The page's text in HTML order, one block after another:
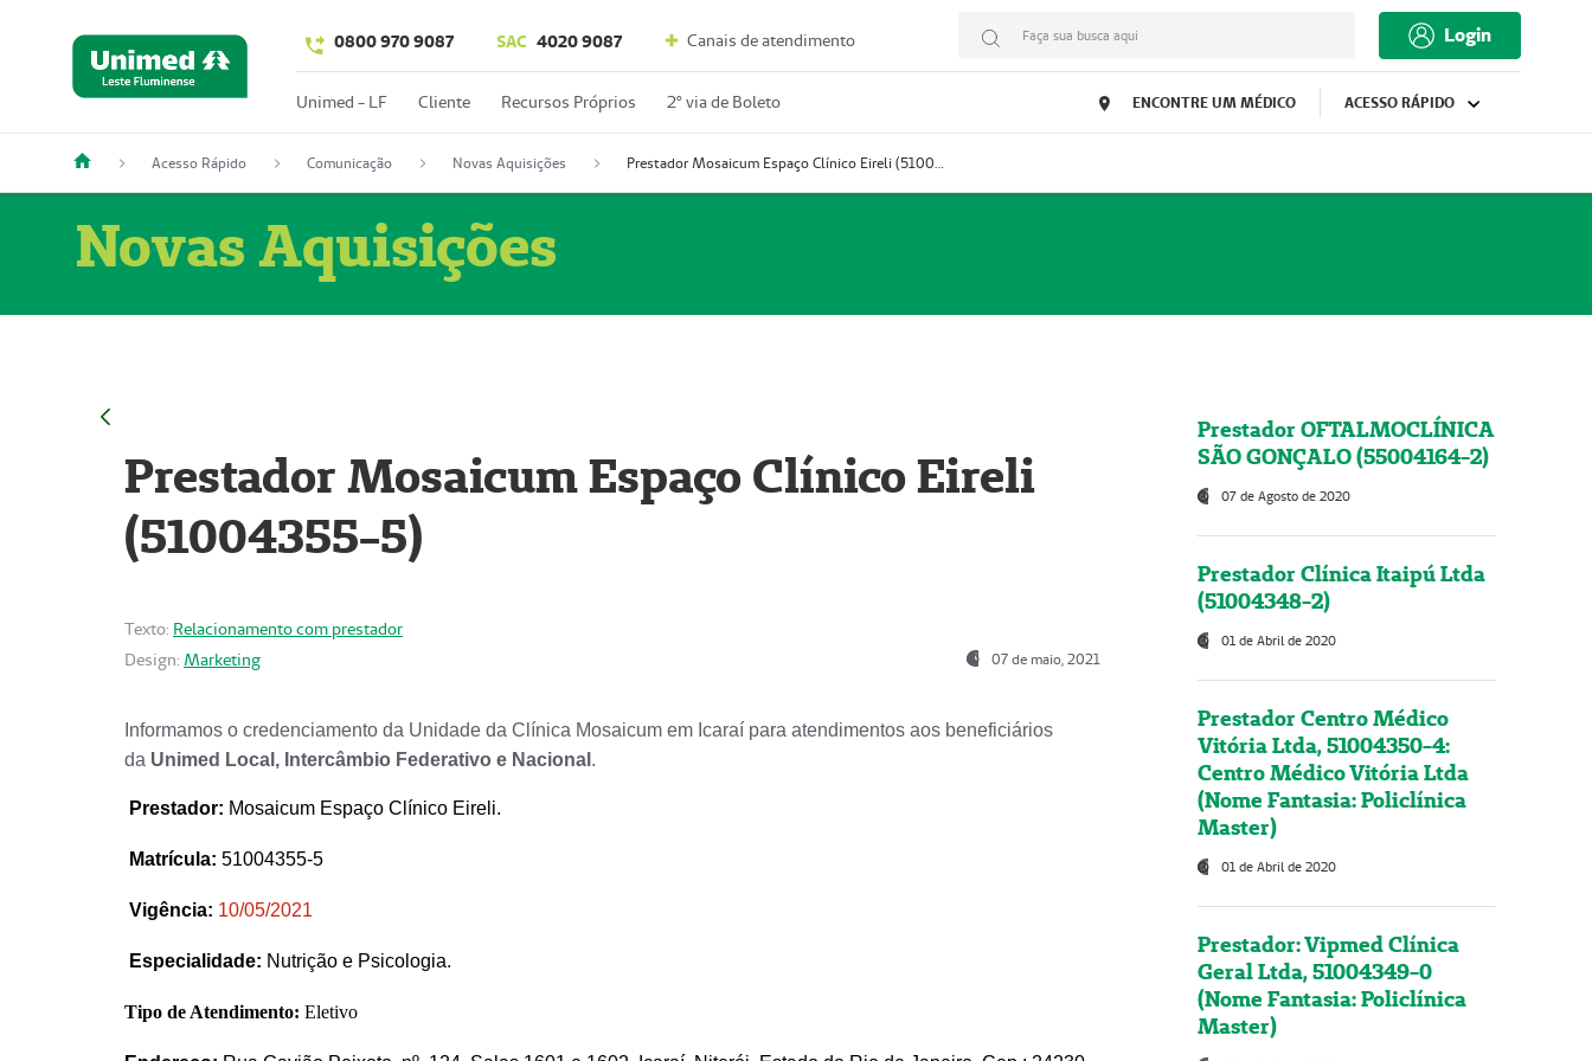
0800 970 9087 SAC 4020 9087 Canais de atendimento Faça sua busca aqui Login
Unimed - LF Cliente Recursos Próprios 2º via de Boleto ENCONTRE UM MÉDICO ACESSO RÁPIDO
Acesso Rápido Comunicação Novas Aquisições Prestador Mosaicum Espaço Clínico Eireli (51004355-5)
Novas Aquisições
Prestador Mosaicum Espaço Clínico Eireli
(51004355-5)
Texto: Relacionamento com prestador
Design: Marketing 07 de maio, 2021
Informamos o credenciamento da Unidade da Clínica Mosaicum em Icaraí para atendimentos aos beneficiários
da Unimed Local, Intercâmbio Federativo e Nacional .
Prestador: Mosaicum Espaço Clínico Eireli.
Matrícula: 51004355-5
Vigência: 10/05/2021
Especialidade: Nutrição e Psicologia.
Tipo de Atendimento: Eletivo
Prestador OFTALMOCLÍNICA
SÃO GONÇALO (55004164-2)
07 de Agosto de 2020
Prestador Clínica Itaipú Ltda
(51004348-2)
01 de Abril de 2020
Prestador Centro Médico
Vitória Ltda, 51004350-4:
Centro Médico Vitória Ltda
(Nome Fantasia: Policlínica
Master)
01 de Abril de 2020
Prestador: Vipmed Clínica
Geral Ltda, 51004349-0
(Nome Fantasia: Policlínica
Master)